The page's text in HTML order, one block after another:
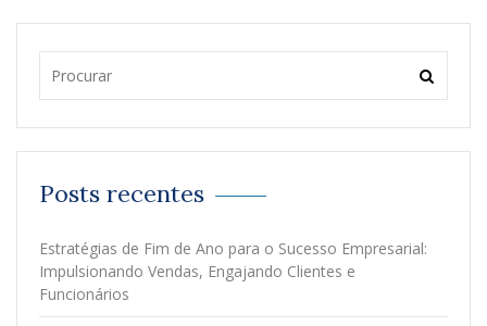
Posts recentes
Estratégias de Fim de Ano para o Sucesso Empresarial:
Impulsionando Vendas, Engajando Clientes e
Funcionários